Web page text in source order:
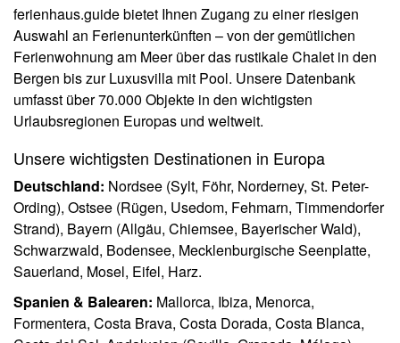
ferienhaus.guide bietet Ihnen Zugang zu einer riesigen
Auswahl an Ferienunterkünften – von der gemütlichen
Ferienwohnung am Meer über das rustikale Chalet in den
Bergen bis zur Luxusvilla mit Pool. Unsere Datenbank
umfasst über 70.000 Objekte in den wichtigsten
Urlaubsregionen Europas und weltweit.
Unsere wichtigsten Destinationen in Europa
Deutschland: Nordsee (Sylt, Föhr, Norderney, St. Peter-
Ording), Ostsee (Rügen, Usedom, Fehmarn, Timmendorfer
Strand), Bayern (Allgäu, Chiemsee, Bayerischer Wald),
Schwarzwald, Bodensee, Mecklenburgische Seenplatte,
Sauerland, Mosel, Eifel, Harz.
Spanien & Balearen: Mallorca, Ibiza, Menorca,
Formentera, Costa Brava, Costa Dorada, Costa Blanca,